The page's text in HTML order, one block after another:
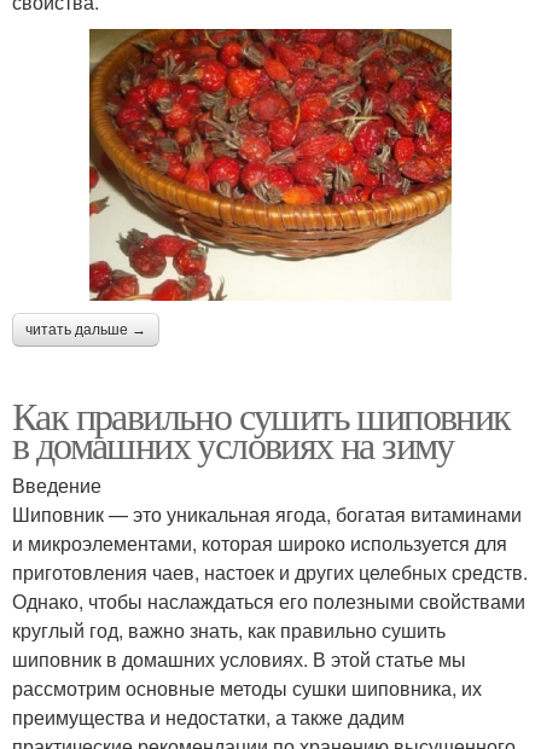
читать дальше →
Как правильно сушить шиповник
в домашних условиях на зиму
Введение
Шиповник — это уникальная ягода, богатая витаминами
и микроэлементами, которая широко используется для
приготовления чаев, настоек и других целебных средств.
Однако, чтобы наслаждаться его полезными свойствами
круглый год, важно знать, как правильно сушить
шиповник в домашних условиях. В этой статье мы
рассмотрим основные методы сушки шиповника, их
преимущества и недостатки, а также дадим